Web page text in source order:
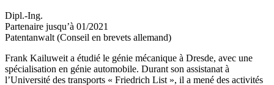
Dipl.-Ing.
Partenaire jusqu’à 01/2021
Patentanwalt (Conseil en brevets allemand)
Frank Kailuweit a étudié le génie mécanique à Dresde, avec une
spécialisation en génie automobile. Durant son assistanat à
l’Université des transports « Friedrich List », il a mené des activités